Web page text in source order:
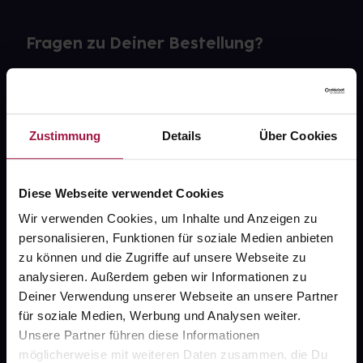
Zustimmung Details Über Cookies
Diese Webseite verwendet Cookies
Wir verwenden Cookies, um Inhalte und Anzeigen zu
personalisieren, Funktionen für soziale Medien anbieten
zu können und die Zugriffe auf unsere Webseite zu
analysieren. Außerdem geben wir Informationen zu
Deiner Verwendung unserer Webseite an unsere Partner
für soziale Medien, Werbung und Analysen weiter.
Unsere Partner führen diese Informationen
möglicherweise mit weiteren Daten zusammen, die Du
Fragen zu Deiner Bestellung?
gesund.de
Über uns
Karriere
Newsletter